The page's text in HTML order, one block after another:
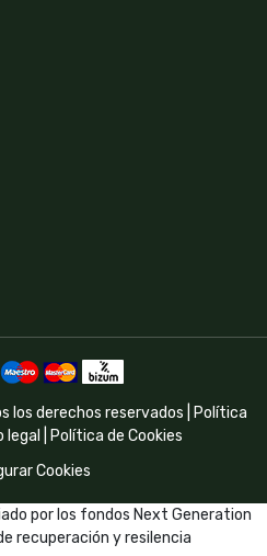
los derechos reservados |
Política
legal
Política de Cookies
Cookies
por los fondos Next Generation
recuperación y resilencia